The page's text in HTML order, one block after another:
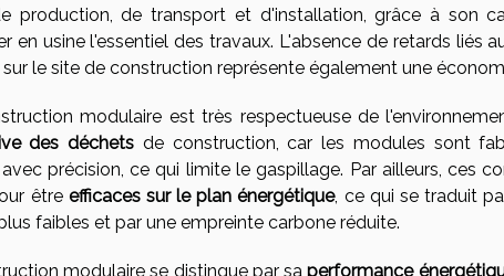
production, de transport et d'installation, grâce à son
en usine l'essentiel des travaux. L'absence de retards liés
le site de construction représente également une
modulaire est très respectueuse de
des déchets de construction, car les modules sont
précision, ce qui limite le gaspillage. Par ailleurs, ces
être efficaces sur le plan énergétique, ce qui se traduit
faibles et par une empreinte carbone réduite.
modulaire se distingue par saperformance